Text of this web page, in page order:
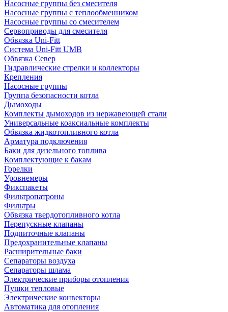
Насосные группы без смесителя
Насосные группы с теплообменником
Насосные группы со смесителем
Сервоприводы для смесителя
Обвязка Uni-Fitt
Система Uni-Fitt UMB
Обвязка Север
Гидравлические стрелки и коллекторы
Крепления
Насосные группы
Группа безопасности котла
Дымоходы
Комплекты дымоходов из нержавеющей стали
Универсальные коаксиальные комплекты
Обвязка жидкотопливного котла
Арматура подключения
Баки для дизельного топлива
Комплектующие к бакам
Горелки
Уровнемеры
Фикспакеты
Фильтропатроны
Фильтры
Обвязка твердотопливного котла
Перепускные клапаны
Подпиточные клапаны
Предохранительные клапаны
Расширительные баки
Сепараторы воздуха
Сепараторы шлама
Электрические приборы отопления
Пушки тепловые
Электрические конвекторы
Автоматика для отопления